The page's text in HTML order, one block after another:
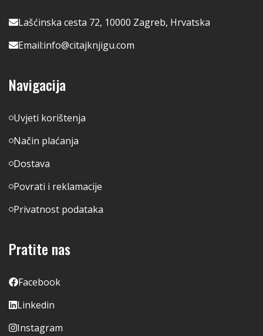
Lašćinska cesta 72, 10000 Zagreb, Hrvatska
Email:info@citajknjigu.com
Navigacija
Uvjeti korištenja
Način plaćanja
Dostava
Povrati i reklamacije
Privatnost podataka
Pratite nas
Facebook
Linkedin
Instagram